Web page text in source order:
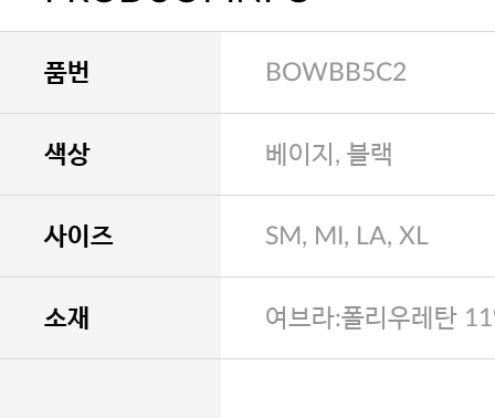
품번 BOWBB5C2
색상 베이지, 블랙
사이즈 SM, MI, LA, XL
소재 여브라:폴리우레탄